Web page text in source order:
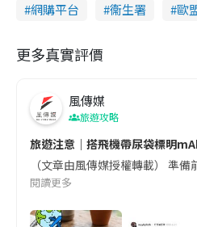
網購平台
衞生署 歐
更多真實評價
風傳媒
旅遊攻略
旅遊注意｜搭飛機帶尿袋標明
（文章由風傳媒授權轉載） 準
閱讀更多